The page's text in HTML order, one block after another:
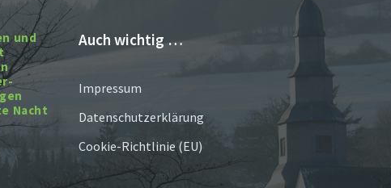
und
Nacht
Auch wichtig …
Impressum
Datenschutzerklärung
Cookie-Richtlinie (EU)